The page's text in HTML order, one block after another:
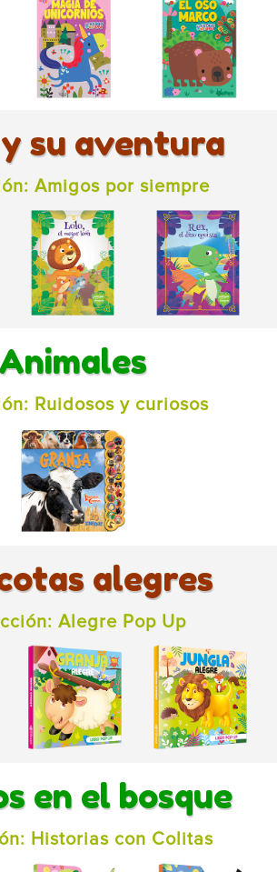
su aventura
Amigos por siempre
Animales
Ruidosos y curiosos
alegres
Alegre Pop Up
en el bosque
Historias con Colitas